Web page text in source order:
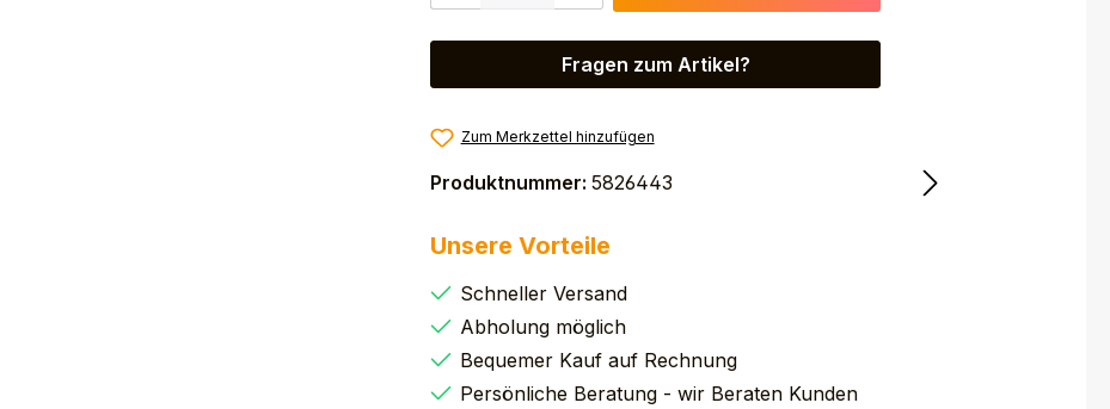
Fragen zum Artikel?
Zum Merkzettel hinzufügen
Produktnummer:5826443
Unsere Vorteile
Schneller Versand
Abholung möglich
Bequemer Kauf auf Rechnung
Persönliche Beratung - wir Beraten Kunden